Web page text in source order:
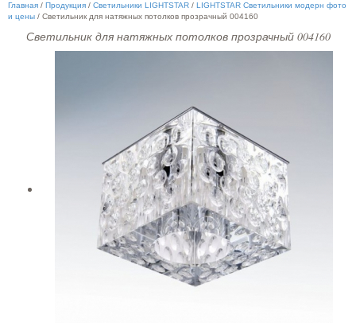
Главная / Продукция / Светильники LIGHTSTAR / LIGHTSTAR Светильники модерн фото
и цены / Светильник для натяжных потолков прозрачный 004160
Светильник для натяжных потолков прозрачный 004160